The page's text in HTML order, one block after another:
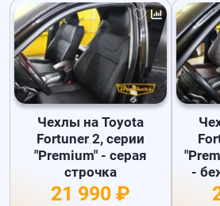
Чехлы на Toyota
Fortuner 2, серии
"Premium" - серая
строчка
21 990 ₽
-